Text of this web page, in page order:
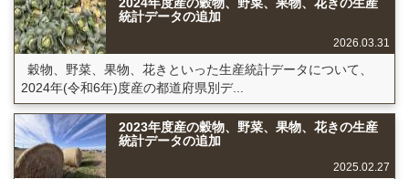
統計データの追加
2026.03.31
穀物、野菜、果物、花きといった生産統計データについて、
2024年(令和6年)度産の都道府県別デ...
2023年度産の穀物、野菜、果物、花きの生産
統計データの追加
2025.02.27